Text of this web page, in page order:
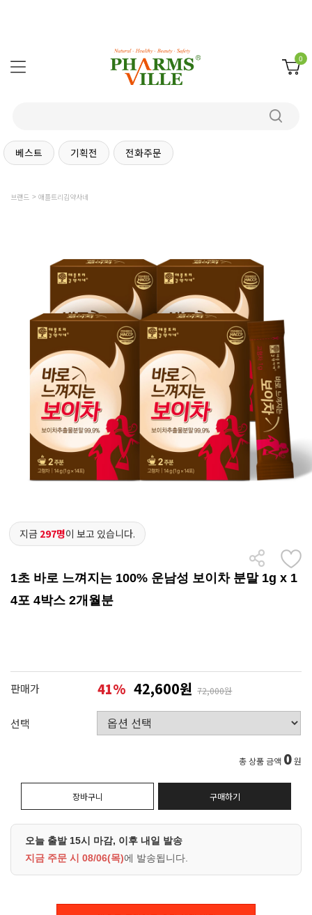
0
베스트 기획전 전화주문
브랜드 애플트리김약사네
지금 297명이 보고 있습니다.
1초 바로 느껴지는 100% 운남성 보이차 분말 1g x 1
4포 4박스 2개월분
판매가 41% 42,600원 72,000원
선택
총 상품 금액 0원
장바구니 구매하기
오늘 출발 15시 마감, 이후 내일 발송
지금 주문 시 08/06(목)에 발송됩니다.